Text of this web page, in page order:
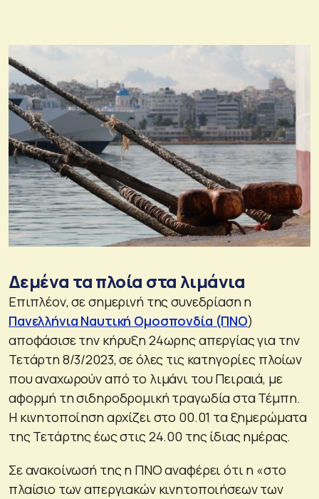
Δεμένα τα πλοία στα λιμάνια
Επιπλέον, σε σημερινή της συνεδρίαση η
Πανελλήνια Ναυτική Ομοσπονδία (ΠΝΟ)
αποφάσισε την κήρυξη 24ωρης απεργίας για την
Τετάρτη 8/3/2023, σε όλες τις κατηγορίες πλοίων
που αναχωρούν από το λιμάνι του Πειραιά, με
αφορμή τη σιδηροδρομική τραγωδία στα Τέμπη.
Η κινητοποίηση αρχίζει στο 00.01 τα ξημερώματα
της Τετάρτης έως στις 24.00 της ίδιας ημέρας.
Σε ανακοίνωσή της η ΠΝΟ αναφέρει ότι η «στο
πλαίσιο των απεργιακών κινητοποιήσεων των